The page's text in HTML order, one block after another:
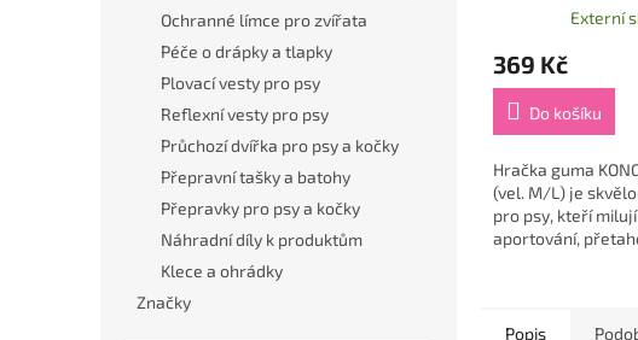
Ochranné límce pro zvířata
Péče o drápky a tlapky
Plovací vesty pro psy
Reflexní vesty pro psy
Průchozí dvířka pro psy a kočky
Přepravní tašky a batohy
Přepravky pro psy a kočky
Náhradní díly k produktům
Klece a ohrádky
Značky
Externí
369 Kč
Do košíku
Hračka guma
(vel. M/L) je
pro psy, kteří milují
aportování,
Popis